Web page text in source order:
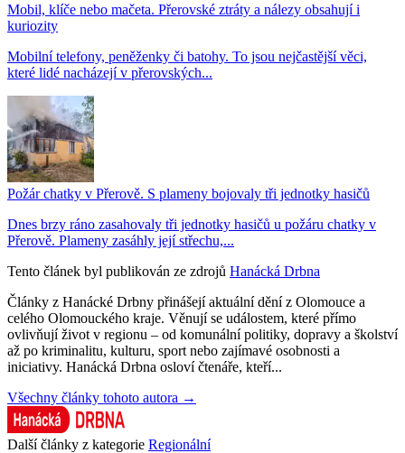
Mobil, klíče nebo mačeta. Přerovské ztráty a nálezy obsahují i
kuriozity
Mobilní telefony, peněženky či batohy. To jsou nejčastější věci,
které lidé nacházejí v přerovských...
Požár chatky v Přerově. S plameny bojovaly tři jednotky hasičů
Dnes brzy ráno zasahovaly tři jednotky hasičů u požáru chatky v
Přerově. Plameny zasáhly její střechu,...
Tento článek byl publikován ze zdrojů Hanácká Drbna
Články z Hanácké Drbny přinášejí aktuální dění z Olomouce a
celého Olomouckého kraje. Věnují se událostem, které přímo
ovlivňují život v regionu – od komunální politiky, dopravy a školství
až po kriminalitu, kulturu, sport nebo zajímavé osobnosti a
iniciativy. Hanácká Drbna osloví čtenáře, kteří...
Všechny články tohoto autora →
Další články z kategorie Regionální